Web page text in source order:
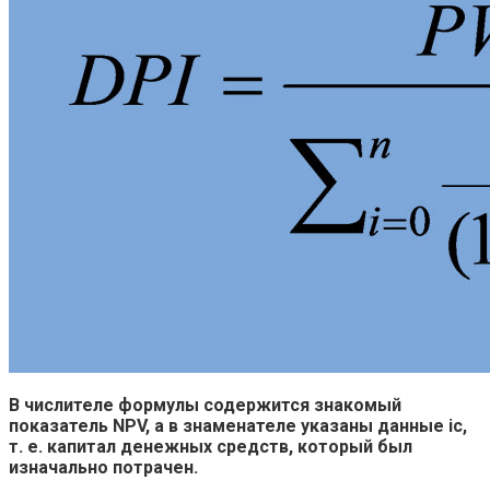
В числителе формулы содержится знакомый
показатель NPV, а в знаменателе указаны данные ic,
т. е. капитал денежных средств, который был
изначально потрачен.